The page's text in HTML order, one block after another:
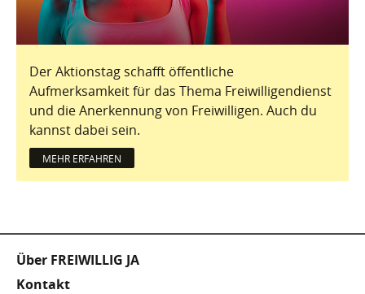
Der Aktionstag schafft öffentliche
Aufmerksamkeit für das Thema Freiwilligendienst
und die Anerkennung von Freiwilligen. Auch du
kannst dabei sein.
MEHR ERFAHREN
Fußzeile
Über FREIWILLIG JA
Kontakt